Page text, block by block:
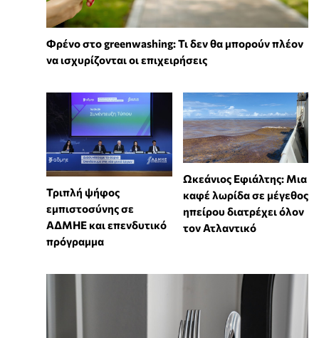
Φρένο στο greenwashing: Τι δεν θα μπορούν πλέον
να ισχυρίζονται οι επιχειρήσεις
Τριπλή ψήφος
εμπιστοσύνης σε
ΑΔΜΗΕ και επενδυτικό
πρόγραμμα
Ωκεάνιος Εφιάλτης: Μια
καφέ λωρίδα σε μέγεθος
ηπείρου διατρέχει όλον
τον Ατλαντικό